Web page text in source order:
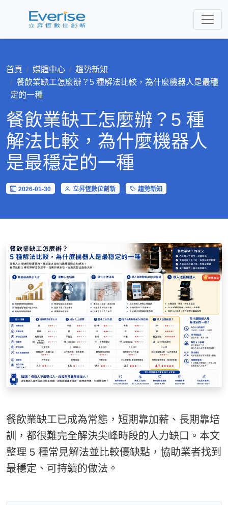
首頁 媒體中心
趨勢新知
餐飲業缺工怎麼辦？5 種解法比較，為什麼機器人是最穩
定的一種
餐飲業缺工怎麼辦？5 種
解法比較，為什麼機器人
是最穩定的一種
2026-01-30 立昇恆數位創新 趨勢新知
餐飲業缺工已成為常態，短期靠加薪、長期靠培
訓，都很難完全解決尖峰時段的人力缺口。本文
整理 5 種常見解法並比較優缺點，協助業者找到
最穩定、可持續的做法。